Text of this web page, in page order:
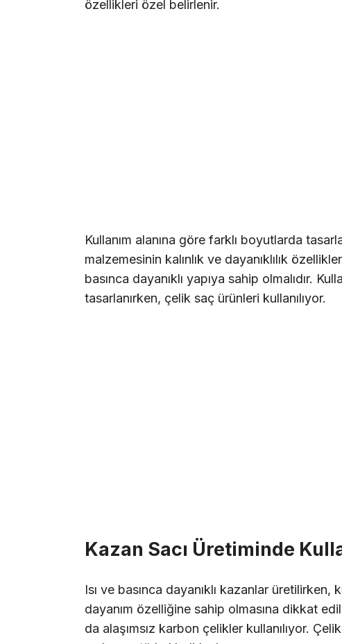
özellikleri özel belirlenir.
Kullanım alanına göre farklı boyutlarda
malzemesinin kalınlık ve dayanıklılık
basınca dayanıklı yapıya sahip olmalıdır.
tasarlanırken, çelik saç ürünleri kullanılıyor.
Kazan Sacı Üretiminde
Isı ve basınca dayanıklı kazanlar
dayanım özelliğine sahip olmasına dikkat
da alaşımsız karbon çelikler kullanılıyor.